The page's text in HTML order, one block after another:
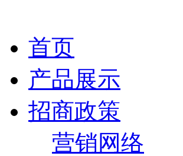
首页
产品展示
招商政策
营销网络